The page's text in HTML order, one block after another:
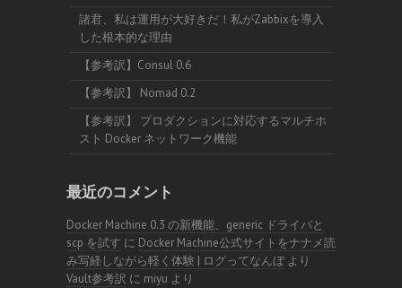
諸君、私は運用が大好きだ！私がZabbixを導入
した根本的な理由
【参考訳】Consul 0.6
【参考訳】 Nomad 0.2
【参考訳】 プロダクションに対応するマルチホ
スト Docker ネットワーク機能
最近のコメント
Docker Machine 0.3 の新機能、generic ドライバと
scp を試す に Docker Machine公式サイトをナナメ読
み写経しながら軽く体験 | ログってなんぼより
Vault参考訳 に miyu より